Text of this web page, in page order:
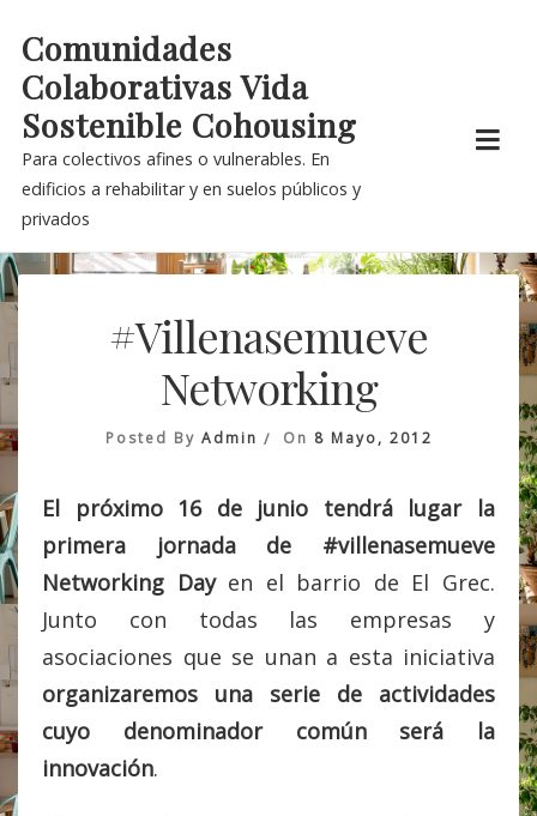
content
Comunidades
Colaborativas Vida
Sostenible Cohousing
Para colectivos afines o vulnerables. En
edificios a rehabilitar y en suelos públicos y
privados
#Villenasemueve
Networking
Posted By Admin On 8 Mayo, 2012
El próximo 16 de junio tendrá lugar la
primera jornada de #villenasemueve
Networking Day en el barrio de El Grec.
Junto con todas las empresas y
asociaciones que se unan a esta iniciativa
organizaremos una serie de actividades
cuyo denominador común será la
innovación.